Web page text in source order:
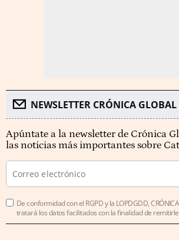
NEWSLETTER CRÓNICA GLOBAL
Apúntate a la newsletter de Crónica
las noticias más importantes sobre
De conformidad con el RGPD y la LOPDGDD,
tratará los datos facilitados con la finalidad de